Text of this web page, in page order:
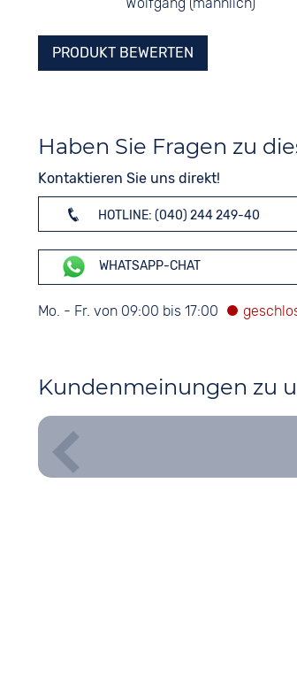
PRODUKT BEWERTEN
Haben Sie Fragen zu
Kontaktieren Sie uns direkt!
HOTLINE: (040) 244 249-40
WHATSAPP-CHAT
Mo. - Fr. von 09:00 bis 17:00
Kundenmeinungen zu